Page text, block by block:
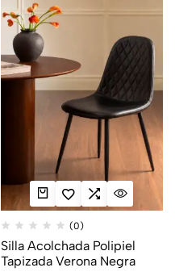
(0)
Silla Acolchada Polipiel
Tapizada Verona Negra